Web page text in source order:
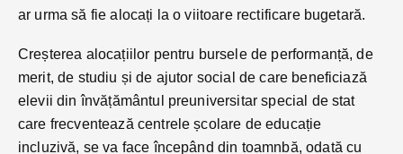
ar urma să fie alocați la o viitoare rectificare bugetară.
Creșterea alocațiilor pentru bursele de performanță, de
merit, de studiu și de ajutor social de care beneficiază
elevii din învățământul preuniversitar special de stat
care frecventează centrele școlare de educație
incluzivă, se va face începând din toamnbă, odată cu